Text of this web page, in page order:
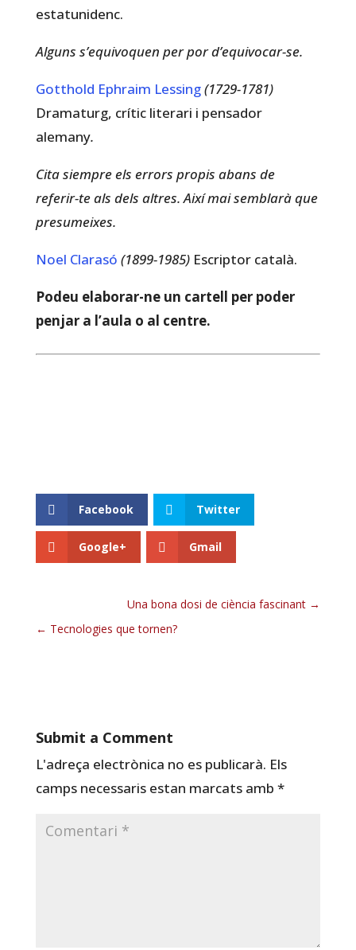
estatunidenc.
Alguns s’equivoquen per por d’equivocar-se.
Gotthold Ephraim Lessing(1729-1781)
Dramaturg, crític literari i pensador
alemany.
Cita siempre els errors propis abans de
referir-te als dels altres. Així mai semblarà que
presumeixes.
Noel Clarasó (1899-1985) Escriptor català.
Podeu elaborar-ne un cartell per poder
penjar a l’aula o al centre.
Facebook Twitter
Google+ Gmail
Una bona dosi de ciència fascinant
Tecnologies que tornen?
Submit a Comment
L'adreça electrònica no es publicarà. Els
camps necessaris estan marcats amb *